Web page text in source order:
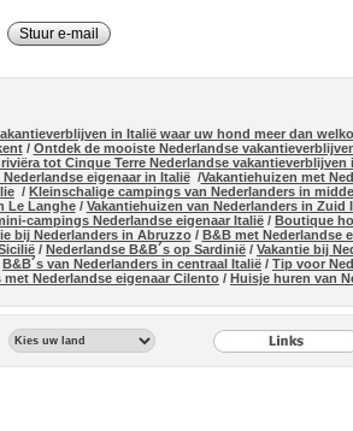
Stuur e-mail
in Italië waar uw hond meer dan
/ Ontdek de mooiste Nederlandse
tot Cinque Terre Nederlandse vakantieverblijven
Nederlandse eigenaar in Italië/Vakantiehuizen met
/ Kleinschalige campings van Nederlanders in
Le Langhe/ Vakantiehuizen van Nederlanders in Zuid
campings Nederlandse eigenaar Italië / Boutique
bij Nederlanders in Abruzzo/ B&B met Nederlandse
/ Nederlandse B&B´s op Sardinië / Vakantie bij
B&B´s van Nederlanders in centraal Italië / Tip voor
met Nederlandse eigenaar Cilento / Huisje huren van